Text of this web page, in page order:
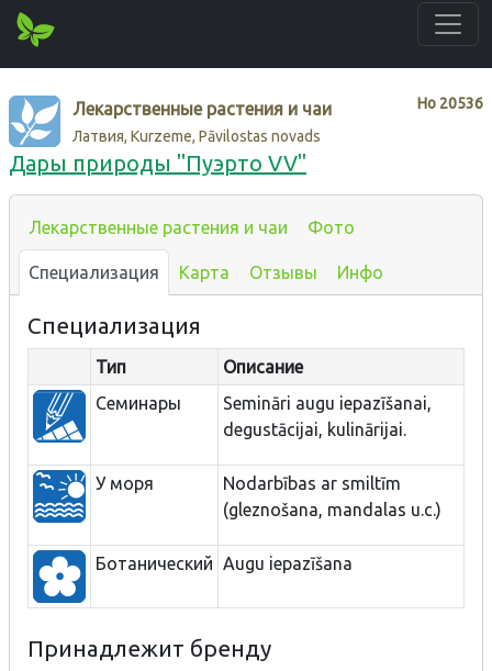
Нo 20536
Лекарственные растения и чаи
Латвия, Kurzeme, Pāvilostas novads
Дары природы "Пуэрто VV"
Лекарственные растения и чаи Фото
Специализация Карта Отзывы Инфо
Специализация
Тип
Описание
Семинары
Semināri augu iepazīšanai,
degustācijai, kulinārijai.
У моря
Nodarbības ar smiltīm
(gleznošana, mandalas u.c.)
Ботанический Augu iepazīšana
Принадлежит бренду